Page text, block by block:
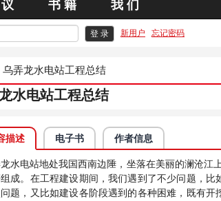
书 籍 我 们
新用户 忘记密码
乌弄龙水电站工程总结
水电站工程总结
描述 电子书 作者信息
水电站地处我国西南边陲，坐落在美丽的澜沧江
成。在工程建设期间，我们遇到了不少问题，
题，又比如建设各阶段遇到的各种困难，既有